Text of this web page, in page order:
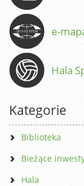
e-
Hala
Kategorie
Biblioteka
Bieżące
Hala